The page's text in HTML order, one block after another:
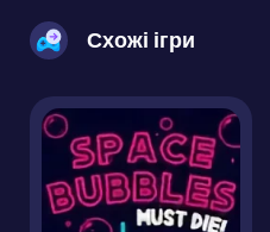
Схожі ігри